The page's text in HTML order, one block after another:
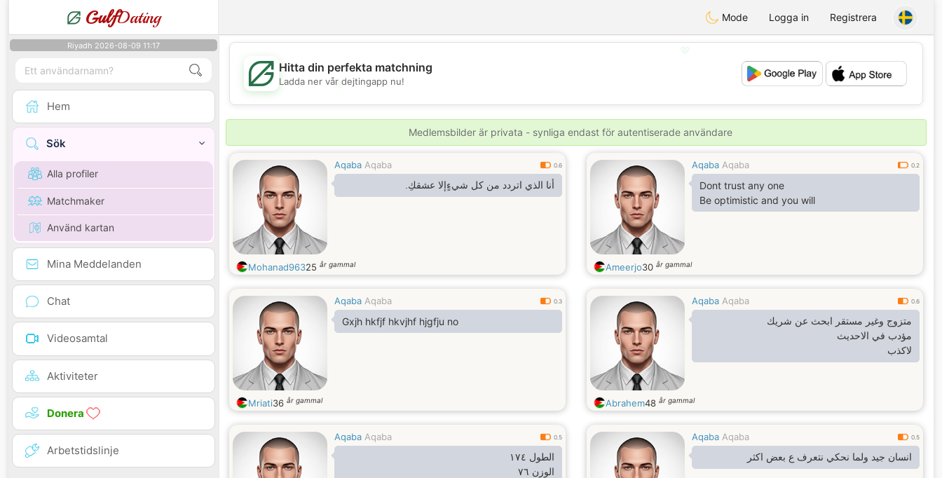
GulfDating Mode Logga in Registrera
Riyadh 2026-08-09 11:17
Hem
Sök
Alla profiler
Matchmaker
Använd kartan
Mina Meddelanden
Chat
Videosamtal
Aktiviteter
Donera
Arbetstidslinje
💖
💕
Hitta din perfekta matchning
Ladda ner vår dejtingapp nu!
Medlemsbilder är privata - synliga endast för autentiserade användare
Aqaba Aqaba 0.6
‏أنا الذي اتردد من كل شيءٍإلا عشقكِ.
Mohanad96325 år gammal
Aqaba Aqaba 0.2
Dont trust any one
Be optimistic and you will
Ameerjo30 år gammal
Aqaba Aqaba 0.3
Gxjh hkfjf hkvjhf hjgfju no
Mriati36 år gammal
Aqaba Aqaba 0.6
متزوج وغير مستقر ابحث عن شريك
مؤدب في الاحديث
لاكذب
Abrahem48 år gammal
Aqaba Aqaba 0.5
الطول ١٧٤
الوزن ٧٦
Aqaba Aqaba 0.5
انسان جيد ولما نحكي نتعرف ع بعض اكثر